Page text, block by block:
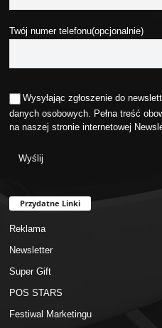
Twój numer telefonu(opcjonalnie)
Wysyłając zgłoszenie do
danych osobowych. Pełna treść
na naszej stronie internetowej
Przydatne Linki
Reklama
Newsletter
Super Gift
POS STARS
Festiwal Marketingu